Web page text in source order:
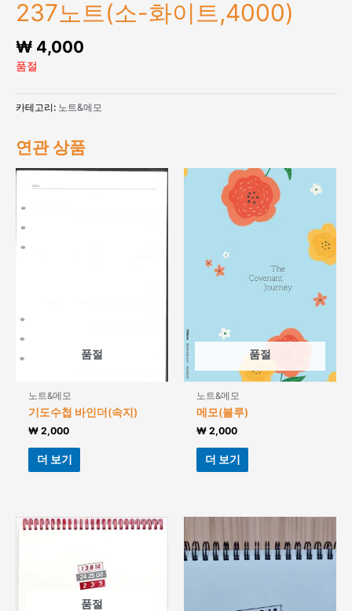
237노트(소-화이트,4000)
₩ 4,000
품절
카테고리: 노트&메모
연관 상품
품절
노트&메모
기도수첩 바인더(속지)
₩ 2,000
더 보기
품절
노트&메모
메모(블루)
₩ 2,000
더 보기
품절